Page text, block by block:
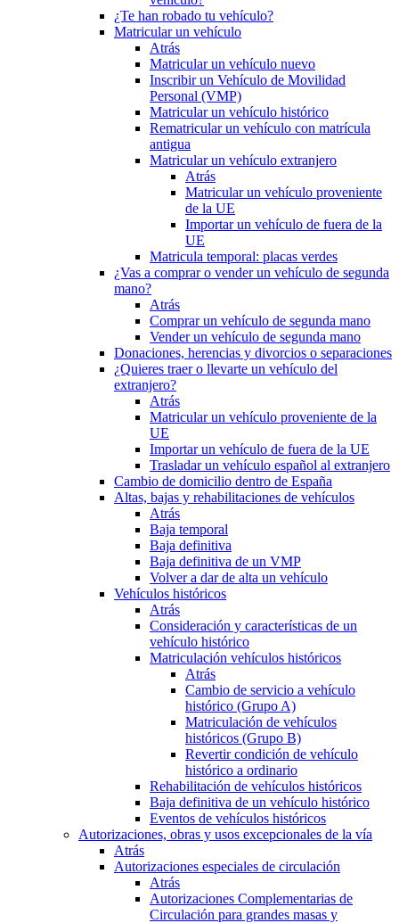
¿Te han robado tu vehículo?
Matricular un vehículo
Atrás
Matricular un vehículo nuevo
Inscribir un Vehículo de Movilidad
Personal (VMP)
Matricular un vehículo histórico
Rematricular un vehículo con matrícula
antigua
Matricular un vehículo extranjero
Atrás
Matricular un vehículo proveniente
de la UE
Importar un vehículo de fuera de la
UE
Matricula temporal: placas verdes
¿Vas a comprar o vender un vehículo de segunda
mano?
Atrás
Comprar un vehículo de segunda mano
Vender un vehículo de segunda mano
Donaciones, herencias y divorcios o separaciones
¿Quieres traer o llevarte un vehículo del
extranjero?
Atrás
Matricular un vehículo proveniente de la
UE
Importar un vehículo de fuera de la UE
Trasladar un vehículo español al extranjero
Cambio de domicilio dentro de España
Altas, bajas y rehabilitaciones de vehículos
Atrás
Baja temporal
Baja definitiva
Baja definitiva de un VMP
Volver a dar de alta un vehículo
Vehículos históricos
Atrás
Consideración y características de un
vehículo histórico
Matriculación vehículos históricos
Atrás
Cambio de servicio a vehículo
histórico (Grupo A)
Matriculación de vehículos
históricos (Grupo B)
Revertir condición de vehículo
histórico a ordinario
Rehabilitación de vehículos históricos
Baja definitiva de un vehículo histórico
Eventos de vehículos históricos
Autorizaciones, obras y usos excepcionales de la vía
Atrás
Autorizaciones especiales de circulación
Atrás
Autorizaciones Complementarias de
Circulación para grandes masas y